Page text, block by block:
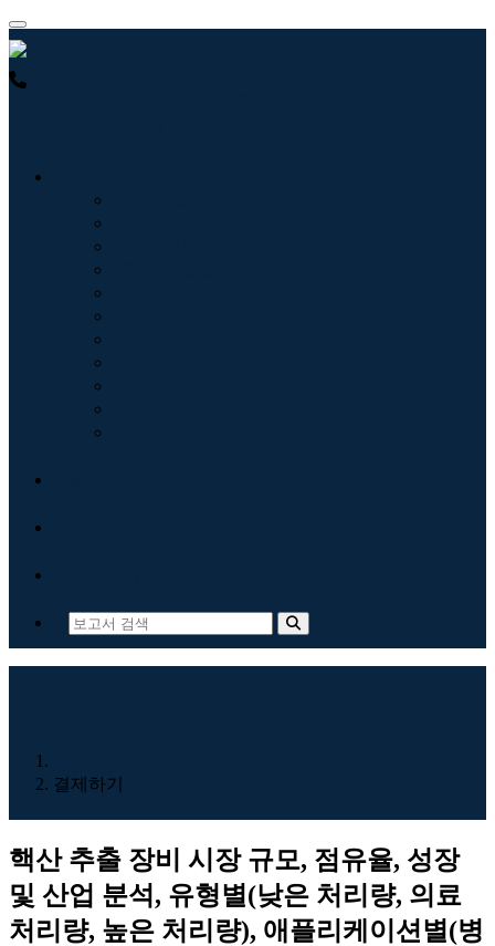
결제하기
핵산 추출 장비 시장 규모, 점유율, 성장
및 산업 분석, 유형별(낮은 처리량, 의료
처리량, 높은 처리량), 애플리케이션별(병